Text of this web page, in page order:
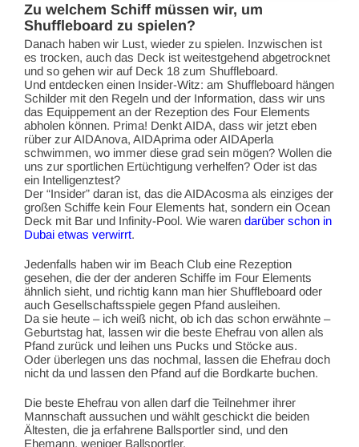
Zu welchem Schiff müssen wir, um
Shuffleboard zu spielen?
Danach haben wir Lust, wieder zu spielen. Inzwischen ist
es trocken, auch das Deck ist weitestgehend abgetrocknet
und so gehen wir auf Deck 18 zum Shuffleboard.
Und entdecken einen Insider-Witz: am Shuffleboard hängen
Schilder mit den Regeln und der Information, dass wir uns
das Equippement an der Rezeption des Four Elements
abholen können. Prima! Denkt AIDA, dass wir jetzt eben
rüber zur AIDAnova, AIDAprima oder AIDAperla
schwimmen, wo immer diese grad sein mögen? Wollen die
uns zur sportlichen Ertüchtigung verhelfen? Oder ist das
ein Intelligenztest?
Der “Insider” daran ist, das die AIDAcosma als einziges der
großen Schiffe kein Four Elements hat, sondern ein Ocean
Deck mit Bar und Infinity-Pool. Wie waren darüber schon in
Dubai etwas verwirrt.
Jedenfalls haben wir im Beach Club eine Rezeption
gesehen, die der der anderen Schiffe im Four Elements
ähnlich sieht, und richtig kann man hier Shuffleboard oder
auch Gesellschaftsspiele gegen Pfand ausleihen.
Da sie heute – ich weiß nicht, ob ich das schon erwähnte –
Geburtstag hat, lassen wir die beste Ehefrau von allen als
Pfand zurück und leihen uns Pucks und Stöcke aus.
Oder überlegen uns das nochmal, lassen die Ehefrau doch
nicht da und lassen den Pfand auf die Bordkarte buchen.
Die beste Ehefrau von allen darf die Teilnehmer ihrer
Mannschaft aussuchen und wählt geschickt die beiden
Ältesten, die ja erfahrene Ballsportler sind, und den
Ehemann, weniger Ballsportler.